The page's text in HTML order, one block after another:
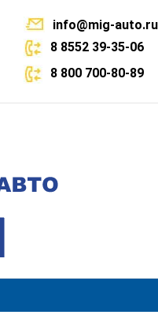
info@mig-auto.ru
8 8552 39-35-06
8 800 700-80-89